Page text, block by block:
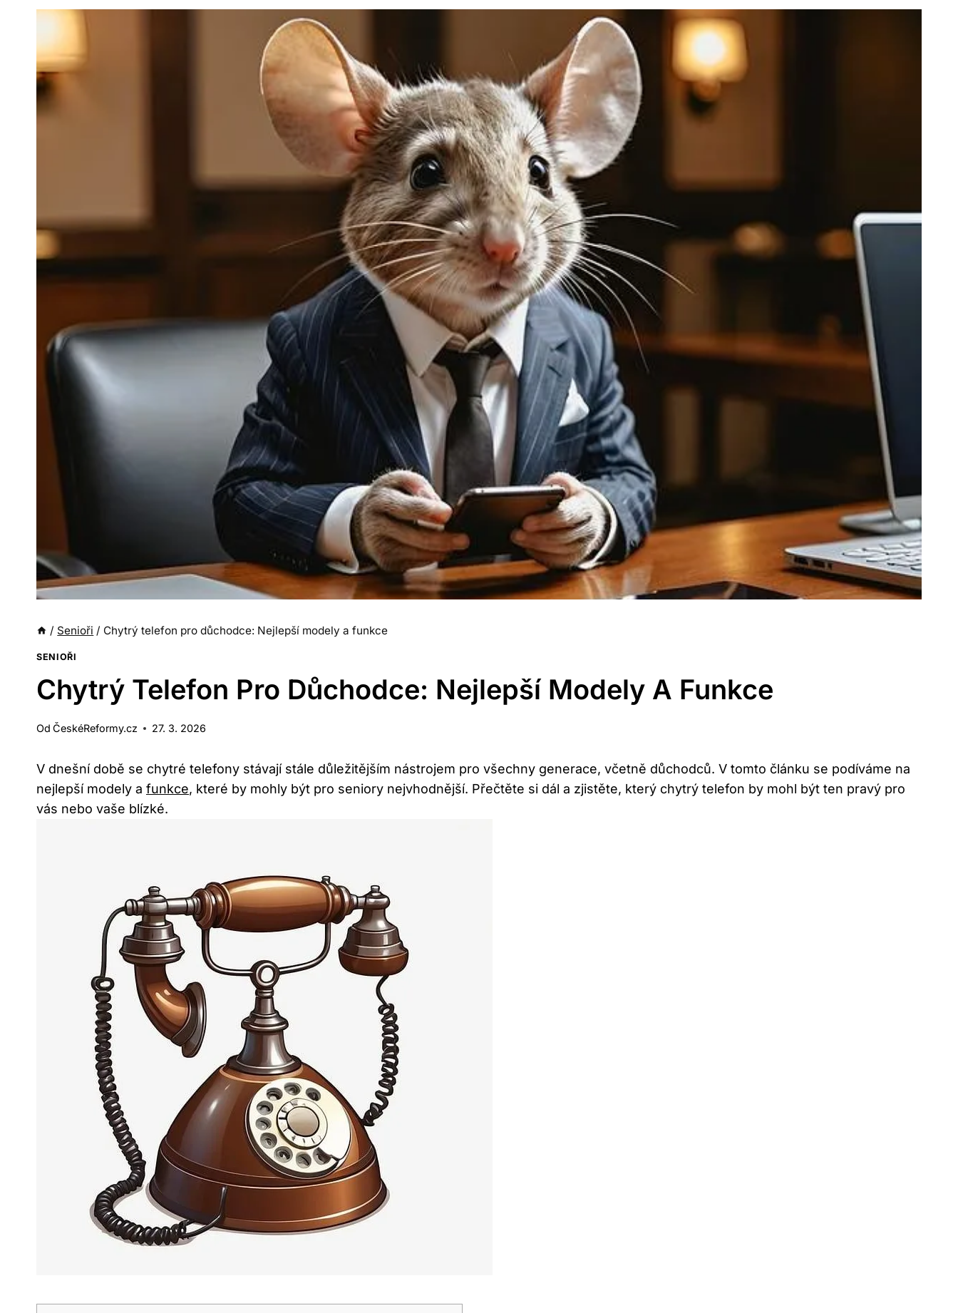
/ Senioři / Chytrý telefon pro důchodce: Nejlepší modely a funkce
SENIOŘI
Chytrý Telefon Pro Důchodce: Nejlepší Modely A Funkce
Od ČeskéReformy.cz 27. 3. 2026
V dnešní době se chytré telefony stávají stále důležitějším nástrojem pro všechny generace, včetně důchodců. V tomto článku se podíváme na
nejlepší modely a funkce, které by mohly být pro seniory nejvhodnější. Přečtěte si dál a zjistěte, který chytrý telefon by mohl být ten pravý pro
vás nebo vaše blízké.